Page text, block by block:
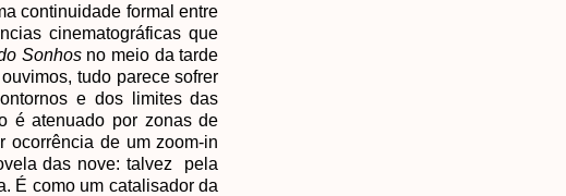
continuidade formal entre
cinematográficas que
Sonhos no meio da tarde
tudo parece sofrer
e dos limites das
é atenuado por zonas de
ocorrência de um zoom-in
das nove: talvez pela
É como um catalisador da